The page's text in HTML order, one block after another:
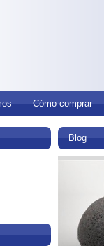
Cómo comprar
Blog